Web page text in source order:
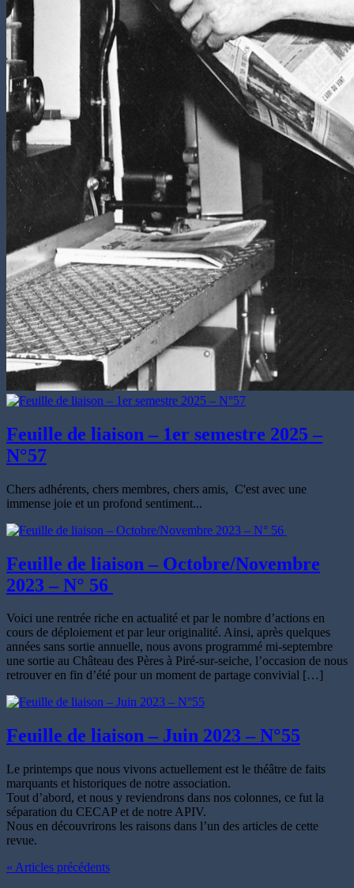
Feuille de liaison – 1er semestre 2025 –
N°57
Chers adhérents, chers membres, chers amis, C'est avec une
immense joie et un profond sentiment...
Feuille de liaison – Octobre/Novembre
2023 – N° 56
Voici une rentrée riche en actualité et par le nombre d’actions en
cours de déploiement et par leur originalité. Ainsi, après quelques
années sans sortie annuelle, nous avons programmé mi-septembre
une sortie au Château des Pères à Piré-sur-seiche, l’occasion de nous
retrouver en fin d’été pour un moment de partage convivial […]
Feuille de liaison – Juin 2023 – N°55
Le printemps que nous vivons actuellement est le théâtre de faits
marquants et historiques de notre association.
Tout d’abord, et nous y reviendrons dans nos colonnes, ce fut la
séparation du CECAP et de notre APIV.
Nous en découvrirons les raisons dans l’un des articles de cette
revue.
« Articles précédents